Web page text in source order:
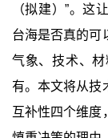
（拟建）”。这
台海是否真的可
气象、技术、
有。本文将从技
互补性四个维度